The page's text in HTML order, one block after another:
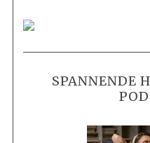
SPANNENDE